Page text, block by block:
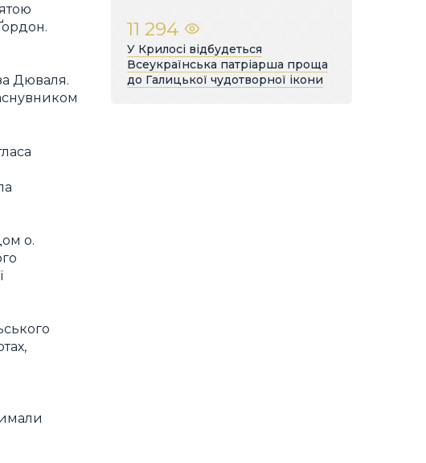
Дюваля.
о.
11 294
У Крилосі відбудеться
Всеукраїнська патріарша проща
до Галицької чудотворної ікони